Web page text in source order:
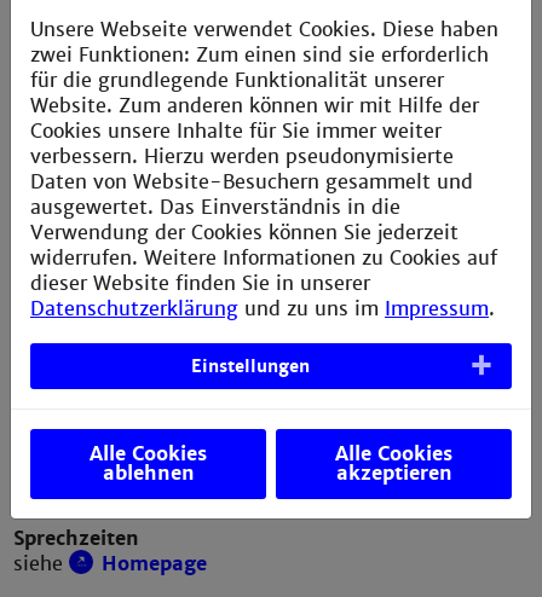
Fachgebiet
Theorie und Praxis der Sozialen Arbeit |
Professionelles Handeln
Sprechzeiten
nach Vereinbarung per E-Mail
06 21 - 292 -67 37
nock@th-mannheim.de
Prof. Dr. phil. Alexander Noyon
Dipl.-Psychologe
Fachgebiet
Psychologie in der Sozialen Arbeit – Beratung,
Therapie und Forschungsmethoden
Sprechzeiten
siehe
Homepage
Unsere Webseite verwendet Cookies. Diese haben
zwei Funktionen: Zum einen sind sie erforderlich
für die grundlegende Funktionalität unserer
Website. Zum anderen können wir mit Hilfe der
Cookies unsere Inhalte für Sie immer weiter
verbessern. Hierzu werden pseudonymisierte
Daten von Website-Besuchern gesammelt und
ausgewertet. Das Einverständnis in die
Verwendung der Cookies können Sie jederzeit
widerrufen. Weitere Informationen zu Cookies auf
dieser Website finden Sie in unserer
Datenschutzerklärung und zu uns im Impressum.
Einstellungen
Alle Cookies
ablehnen
Alle Cookies
akzeptieren